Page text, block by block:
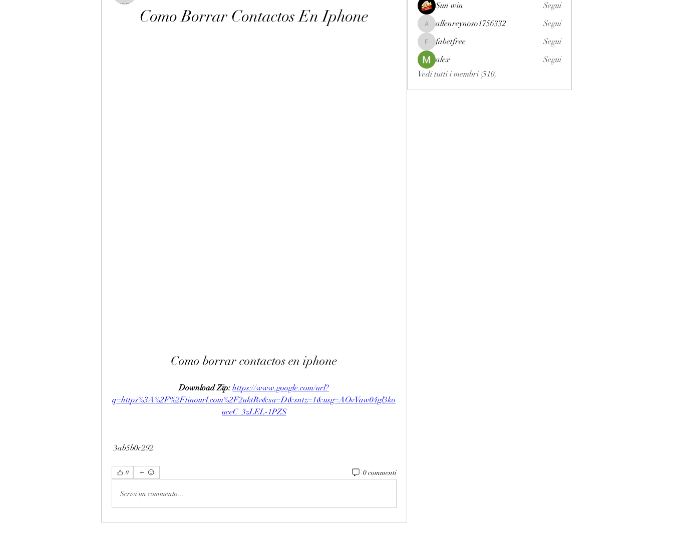
Como Borrar Contactos En Iphone
Como borrar contactos en iphone
Download Zip: https://www.google.com/url?
q=https%3A%2F%2Ftinourl.com%2F2uktRv&sa=D&sntz=1&usg=AOvVaw04gl3ko
uceC_3zLEL-1PZS
3ab5b0c292
0 0 commenti
Scrivi un commento...
Sun win
Segui
allenreynoso1756332
allenreynoso1756332 Segui
fabetfree
fabetfree
Segui
alex
Segui
Vedi tutti i membri (510)